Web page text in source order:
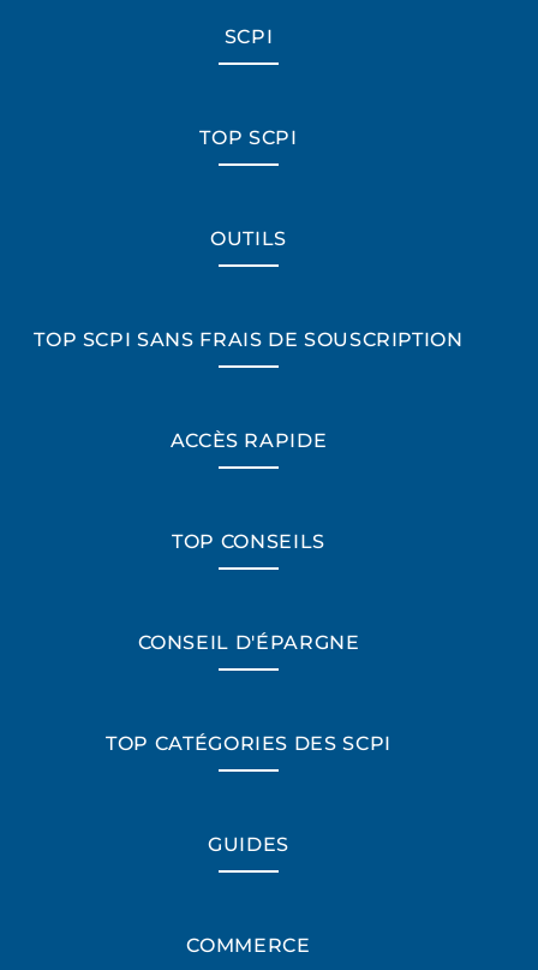
SCPI
TOP SCPI
OUTILS
TOP SCPI SANS FRAIS DE SOUSCRIPTION
ACCÈS RAPIDE
TOP CONSEILS
CONSEIL D'ÉPARGNE
TOP CATÉGORIES DES SCPI
GUIDES
COMMERCE